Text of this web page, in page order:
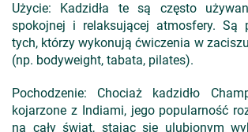
Użycie: Kadzidła te są często
spokojnej i relaksującej atmosfery. Są
tych, którzy wykonują ćwiczenia w
(np. bodyweight, tabata, pilates).
Pochodzenie: Chociaż kadzidło
kojarzone z Indiami, jego popularność
na cały świat, stając się ulubionym